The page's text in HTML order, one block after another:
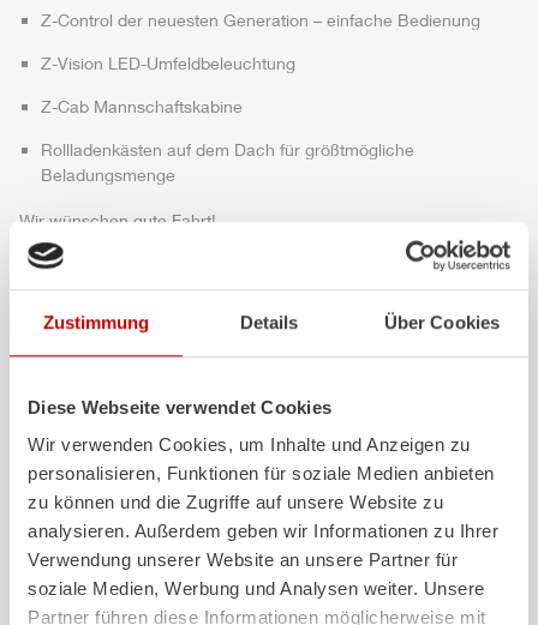
Zustimmung Details Über Cookies
Diese Webseite verwendet Cookies
Wir verwenden Cookies, um Inhalte und Anzeigen zu
personalisieren, Funktionen für soziale Medien anbieten
zu können und die Zugriffe auf unsere Website zu
analysieren. Außerdem geben wir Informationen zu Ihrer
Verwendung unserer Website an unsere Partner für
soziale Medien, Werbung und Analysen weiter. Unsere
Partner führen diese Informationen möglicherweise mit
Z-Control der neuesten Generation – einfache Bedienung
Z-Vision LED-Umfeldbeleuchtung
Z-Cab Mannschaftskabine
Rollladenkästen auf dem Dach für größtmögliche
Beladungsmenge
Wir wünschen gute Fahrt!
ALPAS Z-Cab